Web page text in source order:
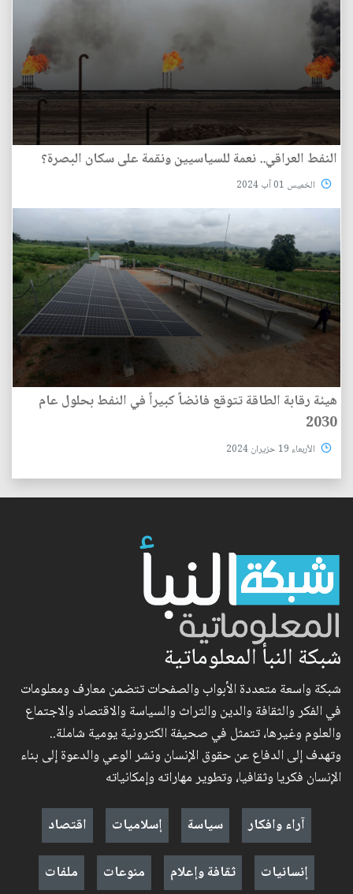
النفط العراقي.. نعمة للسياسيين ونقمة على سكان البصرة؟
الخميس 01 آب 2024
هيئة رقابة الطاقة تتوقع فائضاً كبيراً في النفط بحلول عام
2030
الأربعاء 19 حزيران 2024
شبكة النبأ المعلوماتية
شبكة واسعة متعددة الأبواب والصفحات تتضمن معارف ومعلومات
في الفكر والثقافة والدين والتراث والسياسة والاقتصاد والاجتماع
والعلوم وغيرها، تتمثل في صحيفة الكترونية يومية شاملة..
وتهدف إلى الدفاع عن حقوق الإنسان ونشر الوعي والدعوة إلى بناء
الإنسان فكريا وثقافيا، وتطوير مهاراته وإمكانياته
آراء وافكار
سياسة إسلاميات
اقتصاد
إنسانيات
ثقافة وإعلام منوعات ملفات